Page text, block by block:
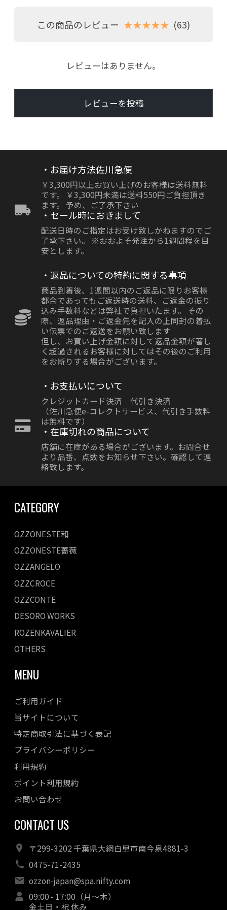
この商品のレビュー ★★★★★ (63)
レビューはありません。
レビューを投稿
・お届け方法佐川急便
￥3,300円以上お買い上げのお客様は送料無料
です。 ￥3,300円未満は送料550円ご負担頂き
ます。 予め、ご了承下さい
・セール時におきまして
配送日時のご指定はお受け致しかねますのでご
了承下さい。 ※おおよそ発注から1週間程を目
安とします。
・返品についての特約に関する事項
商品到着後、1週間以内のご返品に限りお客様
都合であってもご返送時の送料、ご返金の振り
込み手数料などは弊社で負担いたます。 その
際、返品理由・ご返金先を記入の上同封の着払
い伝票でのご返送をお願い致します
但し、お買い上げ金額に対して返品金額が著し
く超過されるお客様に対してはその後のご利用
をお断りする場合がございます。
・お支払いについて
クレジットカード決済 代引き決済
（佐川急便e-コレクトサービス、代引き手数料
は無料です）
・在庫切れの商品について
店舗に在庫がある場合がございます。お問合せ
より品番、点数をお知らせ下さい。確認して連
絡致します。
CATEGORY
OZZONESTE和
OZZONESTE薔薇
OZZANGELO
OZZCROCE
OZZCONTE
DESORO WORKS
ROZENKAVALIER
OTHERS
MENU
ご利用ガイド
当サイトについて
特定商取引法に基づく表記
プライバシーポリシー
利用規約
ポイント利用規約
お問い合わせ
CONTACT US
〒299-3202 千葉県大網白里市南今泉4881-3
0475-71-2435
ozzon-japan@spa.nifty.com
09:00 - 17:00（月～木）
金土日・祝 休み